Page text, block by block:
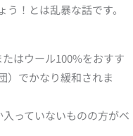
！とは乱暴な話です。
はウール100%をおすす
）でかなり緩和されま
っていないものの方がベ